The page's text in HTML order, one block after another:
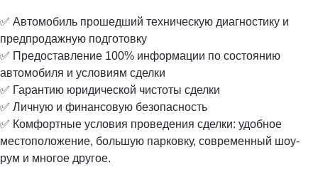
✅ Автомобиль прошедший техническую диагностику и
предпродажную подготовку
✅ Предоставление 100% информации по состоянию
автомобиля и условиям сделки
✅ Гарантию юридической чистоты сделки
✅ Личную и финансовую безопасность
✅ Комфортные условия проведения сделки: удобное
местоположение, большую парковку, современный шоу-
рум и многое другое.